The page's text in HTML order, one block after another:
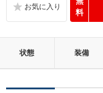
料
状態 装備